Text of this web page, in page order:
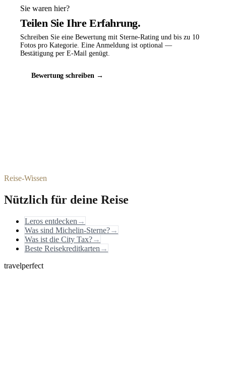
Sie waren hier?
Teilen Sie Ihre Erfahrung.
Schreiben Sie eine Bewertung mit Sterne-Rating und bis zu 10
Fotos pro Kategorie. Eine Anmeldung ist optional —
Bestätigung per E-Mail genügt.
Bewertung schreiben →
Reise-Wissen
Nützlich für deine Reise
Leros entdecken →
Was sind Michelin-Sterne?→
Was ist die City Tax?→
Beste Reisekreditkarten →
travelperfect